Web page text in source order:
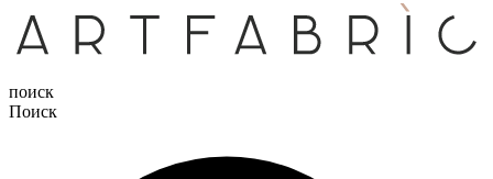
поиск
Поиск